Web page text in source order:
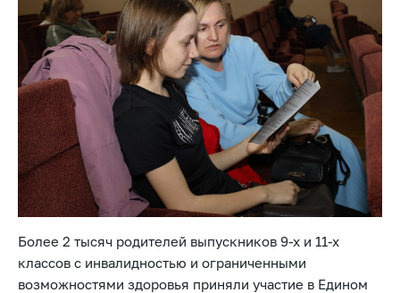
Более 2 тысяч родителей выпускников 9-х и 11-х
классов с инвалидностью и ограниченными
возможностями здоровья приняли участие в Едином